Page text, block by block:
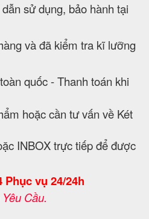
sử dụng, bảo hành tại
và đã kiểm tra kĩ lưỡng
quốc - Thanh toán khi
hoặc cần tư vấn về Két
INBOX trực tiếp để được
Phục vụ 24/24h
Cầu.